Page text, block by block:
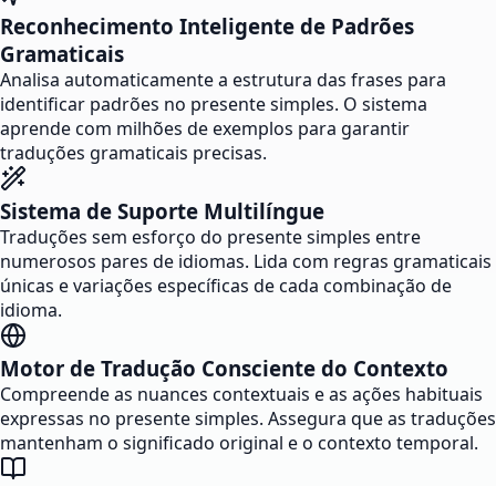
Reconhecimento Inteligente de Padrões
Gramaticais
Analisa automaticamente a estrutura das frases para
identificar padrões no presente simples. O sistema
aprende com milhões de exemplos para garantir
traduções gramaticais precisas.
Sistema de Suporte Multilíngue
Traduções sem esforço do presente simples entre
numerosos pares de idiomas. Lida com regras gramaticais
únicas e variações específicas de cada combinação de
idioma.
Motor de Tradução Consciente do Contexto
Compreende as nuances contextuais e as ações habituais
expressas no presente simples. Assegura que as traduções
mantenham o significado original e o contexto temporal.